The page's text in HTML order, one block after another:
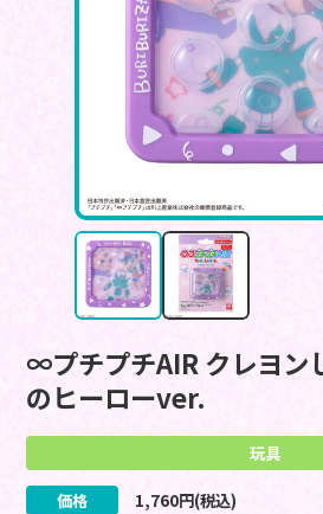
∞プチプチAIR クレヨン
のヒーローver.
玩具
価格 1,760円(税込)